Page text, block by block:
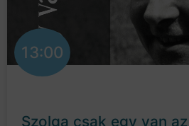
13:00
Szolga csak egy van